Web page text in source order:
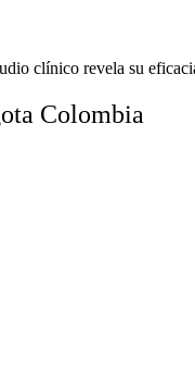
clínico revela su
Colombia